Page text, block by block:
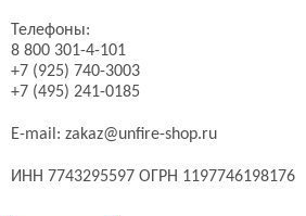
Телефоны:
8 800 301-4-101
+7 (925) 740-3003
+7 (495) 241-0185
E-mail: zakaz@unfire-shop.ru
ИНН 7743295597 ОГРН 1197746198176